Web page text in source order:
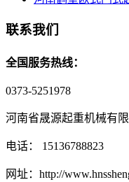
联系我们
全国服务热线：
0373-5251978
河南省晟源起重机械有
电话： 15136788823
网址：http://